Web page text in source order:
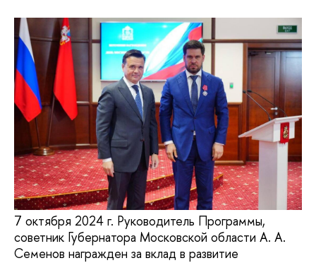
7 октября 2024 г. Руководитель Программы,
советник Губернатора Московской области А. А.
Семенов награжден за вклад в развитие